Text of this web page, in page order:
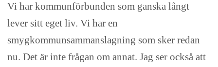
Vi har kommunförbunden som ganska långt
lever sitt eget liv. Vi har en
smygkommunsammanslagning som sker redan
nu. Det är inte frågan om annat. Jag ser också att